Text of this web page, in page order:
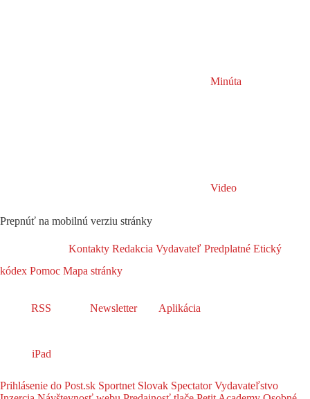
Minúta
Video
Prepnúť na mobilnú verziu stránky
Kontakty Redakcia Vydavateľ Predplatné Etický
kódex Pomoc Mapa stránky
RSS Newsletter Aplikácia
iPad
Prihlásenie do Post.sk Sportnet Slovak SpectatorVydavateľstvo